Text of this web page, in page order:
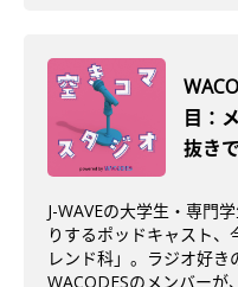
目：
抜き
J-WAVEの大学生・専門
りするポッドキャスト、
レンド科」。ラジオ好き
WACODESのメンバーが